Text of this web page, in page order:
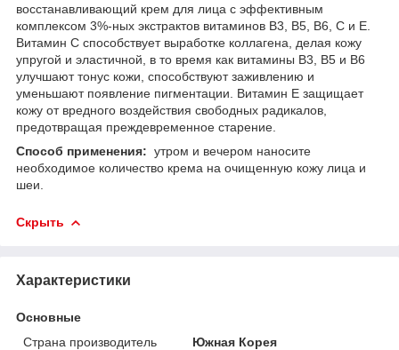
восстанавливающий крем для лица с эффективным
комплексом 3%-ных экстрактов витаминов B3, B5, B6, C и E.
Витамин С способствует выработке коллагена, делая кожу
упругой и эластичной, в то время как витамины B3, B5 и B6
улучшают тонус кожи, способствуют заживлению и
уменьшают появление пигментации. Витамин E защищает
кожу от вредного воздействия свободных радикалов,
предотвращая преждевременное старение.
Способ применения: утром и вечером наносите
необходимое количество крема на очищенную кожу лица и
шеи.
Скрыть
Характеристики
Основные
Страна производитель
Южная Корея